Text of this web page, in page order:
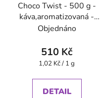
Choco Twist - 500 g -
káva,aromatizovaná -
Oxalis
Objednáno
510 Kč
Měrná
1,02 Kč / 1 g
DETAIL